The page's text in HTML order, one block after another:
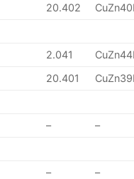
20.402
2.041
20.401
– –
–
–